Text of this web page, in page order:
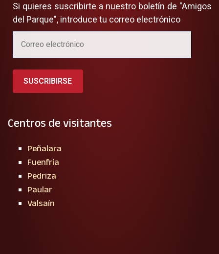
Si quieres suscribirte a nuestro boletín de "Amigos
del Parque", introduce tu correo electrónico
SUSCRIBIRSE
Centros de visitantes
Peñalara
Fuenfría
Pedriza
Paular
Valsaín